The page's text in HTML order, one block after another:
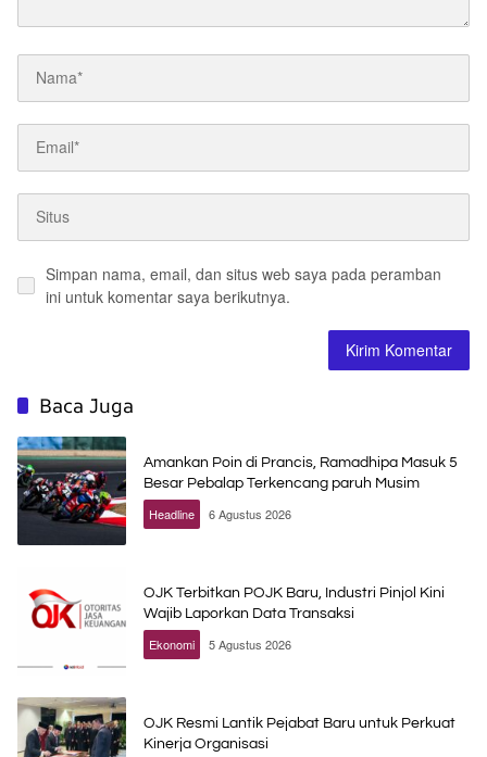
Simpan nama, email, dan situs web saya pada peramban
ini untuk komentar saya berikutnya.
Baca Juga
Amankan Poin di Prancis, Ramadhipa Masuk 5
Besar Pebalap Terkencang paruh Musim
Headline 6 Agustus 2026
OJK Terbitkan POJK Baru, Industri Pinjol Kini
Wajib Laporkan Data Transaksi
Ekonomi 5 Agustus 2026
OJK Resmi Lantik Pejabat Baru untuk Perkuat
Kinerja Organisasi